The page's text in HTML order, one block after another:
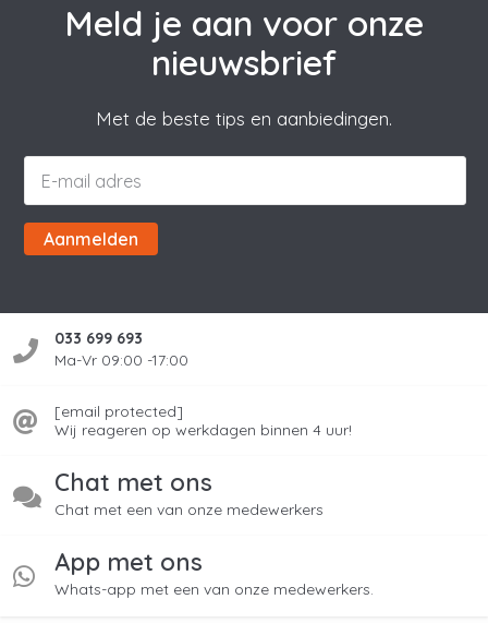
Meld je aan voor onze
nieuwsbrief
Met de beste tips en aanbiedingen.
Aanmelden
033 699 693
Ma-Vr 09:00 -17:00
[email protected]
Wij reageren op werkdagen binnen 4 uur!
Chat met ons
Chat met een van onze medewerkers
App met ons
Whats-app met een van onze medewerkers.